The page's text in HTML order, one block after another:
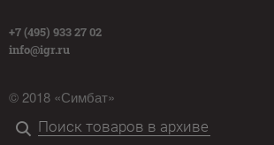
+7 (495) 933 27 02
info@igr.ru
© 2018 «Симбат»